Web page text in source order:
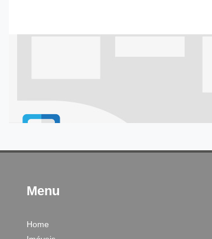
Menu
Home